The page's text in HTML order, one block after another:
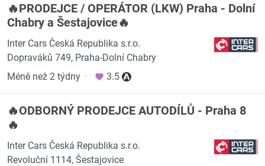
🔥PRODEJCE / OPERÁTOR (LKW) Praha - Dolní
Chabry a Šestajovice🔥
Inter Cars Česká Republika s.r.o.
Dopraváků 749, Praha-Dolní Chabry
Méně než 2 týdny · 3.5
🔥ODBORNÝ PRODEJCE AUTODÍLŮ - Praha 8
🔥
Inter Cars Česká Republika s.r.o.
Revoluční 1114, Šestajovice